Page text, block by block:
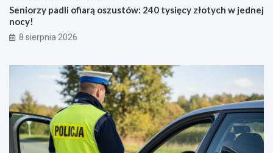
Seniorzy padli ofiarą oszustów: 240 tysięcy złotych w jednej
nocy!
8 sierpnia 2026